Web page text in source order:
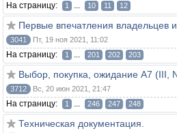
На страницу: 1 ... 10 11 12
Первые впечатления владельцев
3041 Пт, 19 ноя 2021, 11:02
На страницу: 1 ... 201 202 203
Выбор, покупка, ожидание A7 (III,
3712 Вс, 20 июн 2021, 21:47
На страницу: 1 ... 246 247 248
Техническая документация.